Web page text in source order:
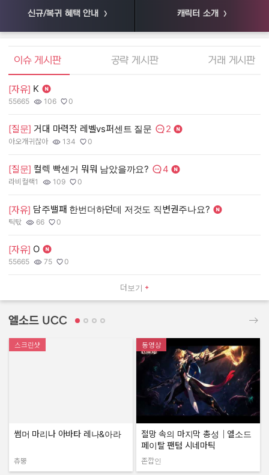
신규/복귀 혜택 안내 캐릭터 소개
엘소드 커뮤니티
이슈 게시판 공략 게시판 거래 게시판
더보기
[자유] K
작성자:
55665
조회수:
106
추천수:
0
[질문] 거대 마력작 레벨vs퍼센트 질문 댓글수:
2
작성자:
아오개귀찮아
조회수:
134
추천수:
0
[질문] 컬렉 빡센거 뭐뭐 남았을까요? 댓글수:
4
작성자:
라비컬랙1
조회수:
109
추천수:
0
[자유] 담주밸패 한번더하던데 저것도 직변권주나요?
작성자:
틱탃
조회수:
66
추천수:
0
[자유] O
작성자:
55665
조회수:
75
추천수:
0
엘소드 UCC
스크린샷
썸머 마리나 아바타 레나&아라
작성자:
츄뿡
동영상
절망 속의 마지막 총성｜엘소드
페이탈 팬텀 시네마틱
작성자:
존깝인